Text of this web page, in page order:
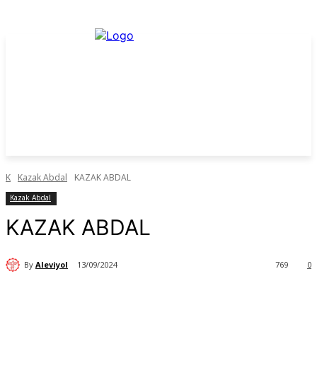
K Kazak Abdal KAZAK ABDAL
Kazak Abdal
KAZAK ABDAL
By Aleviyol 13/09/2024 0
769